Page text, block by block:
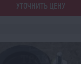
УТОЧНИТЬ ЦЕНУ